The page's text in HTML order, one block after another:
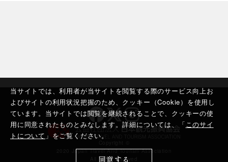
当サイトでは、利用者が当サイトを閲覧する際のサービス向上お
よびサイトの利用状況把握のため、クッキー（Cookie）を使用し
ています。当サイトでは閲覧を継続されることで、クッキーの使
用に同意されたものとみなします。詳細については、「このサイ
トについて 」をご覧ください。
同意する
2020 Japan Travel And Tourism Association
All rights reserved